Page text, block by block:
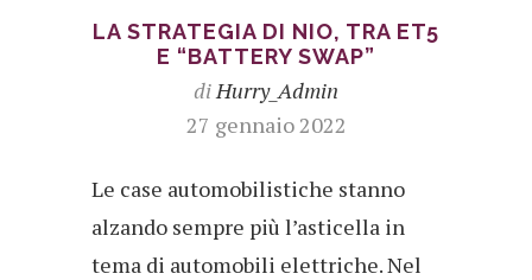
LA STRATEGIA DI NIO, TRA ET5
E “BATTERY SWAP”
diHurry_Admin
27 gennaio 2022
Le case automobilistiche stanno
alzando sempre più l’asticella in
tema di automobili elettriche. Nel